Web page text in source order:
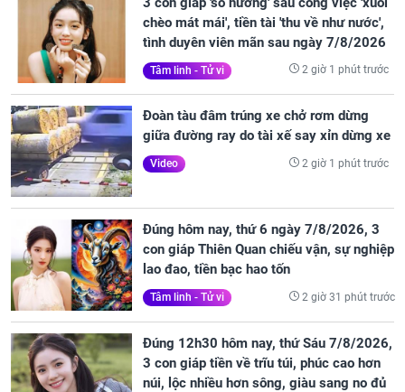
chèo mát mái', tiền tài 'thu về như nước',
tình duyên viên mãn sau ngày 7/8/2026
Tâm linh - Tử vi 2 giờ 1 phút trước
Đoàn tàu đâm trúng xe chở rơm dừng
giữa đường ray do tài xế say xỉn dừng xe
Video 2 giờ 1 phút trước
Đúng hôm nay, thứ 6 ngày 7/8/2026, 3
con giáp Thiên Quan chiếu vận, sự nghiệp
lao đao, tiền bạc hao tốn
Tâm linh - Tử vi 2 giờ 31 phút trước
Đúng 12h30 hôm nay, thứ Sáu 7/8/2026,
3 con giáp tiền về trĩu túi, phúc cao hơn
núi, lộc nhiều hơn sông, giàu sang no đủ